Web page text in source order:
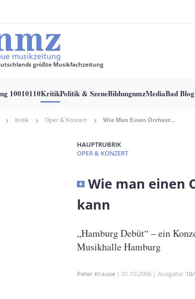
größte Musikfachzeitung
10010110KritikPolitik & SzeneBildungnmzMediaBad Blog
Home Kritik Oper & Konzert Wie Man Einen Orchestermusiker Begeistern Kann
HAUPTRUBRIK
OPER & KONZERT
Banner
Size
Wie man einen
kann
Untertitel
„Hamburg Debüt“ – ein
Musikhalle Hamburg
Peter Krause Publikationsdatum
01.10.2006 Ausgabe